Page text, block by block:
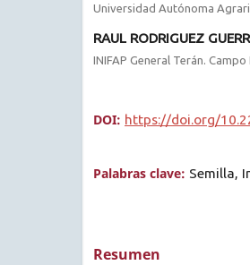
Universidad Autónoma
RAUL RODRIGUEZ
INIFAP General Terán.
DOI: https://doi.org/
Palabras clave: Semilla,
Resumen